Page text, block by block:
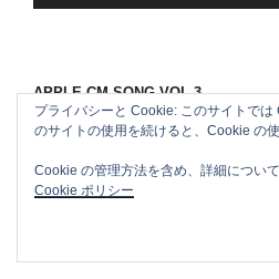
プライバシーと Cookie: このサイトで
のサイトの使用を続けると、Cookie の
Cookie の管理方法を含め、詳細につい
Cookie ポリシー
APPLE CM SONG VOL.3